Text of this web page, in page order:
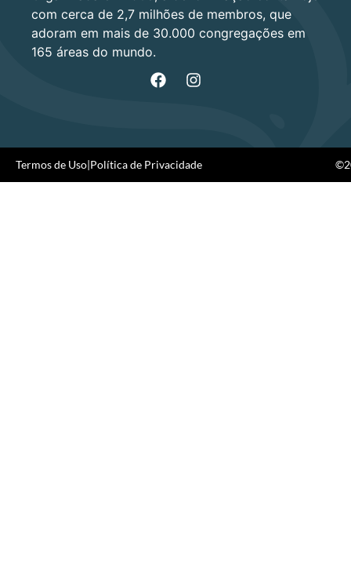
com cerca de 2,7 milhões de membros, que
adoram em mais de 30.000 congregações em
165 áreas do mundo.
Termos de Uso|Política de Privacidade